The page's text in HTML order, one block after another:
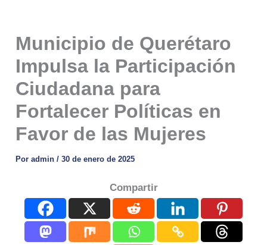
Municipio de Querétaro
Impulsa la Participación
Ciudadana para
Fortalecer Políticas en
Favor de las Mujeres
Poradmin/30 de enero de 2025
Compartir